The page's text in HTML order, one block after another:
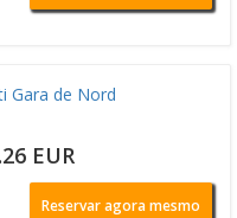
Gara de Nord
EUR
Reservar agora mesmo